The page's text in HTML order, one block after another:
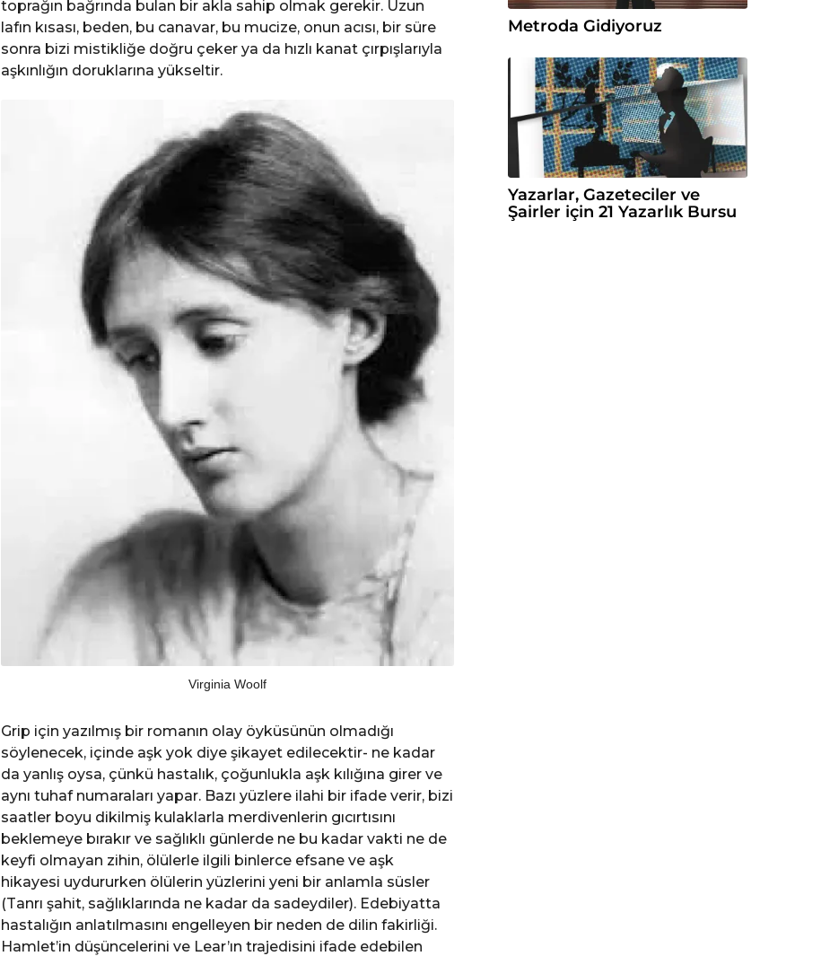
toprağın bağrında bulan bir akla sahip olmak gerekir. Uzun
lafın kısası, beden, bu canavar, bu mucize, onun acısı, bir süre
sonra bizi mistikliğe doğru çeker ya da hızlı kanat çırpışlarıyla
aşkınlığın doruklarına yükseltir.
Virginia Woolf
Grip için yazılmış bir romanın olay öyküsünün olmadığı
söylenecek, içinde aşk yok diye şikayet edilecektir- ne kadar
da yanlış oysa, çünkü hastalık, çoğunlukla aşk kılığına girer ve
aynı tuhaf numaraları yapar. Bazı yüzlere ilahi bir ifade verir, bizi
saatler boyu dikilmiş kulaklarla merdivenlerin gıcırtısını
beklemeye bırakır ve sağlıklı günlerde ne bu kadar vakti ne de
keyfi olmayan zihin, ölülerle ilgili binlerce efsane ve aşk
hikayesi uydururken ölülerin yüzlerini yeni bir anlamla süsler
(Tanrı şahit, sağlıklarında ne kadar da sadeydiler). Edebiyatta
hastalığın anlatılmasını engelleyen bir neden de dilin fakirliği.
Hamlet’in düşüncelerini ve Lear’ın trajedisini ifade edebilen
Metroda Gidiyoruz
Yazarlar, Gazeteciler ve
Şairler için 21 Yazarlık Bursu